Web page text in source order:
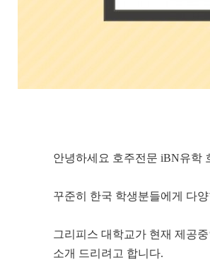
안녕하세요 호주전문 iBN유학
꾸준히 한국 학생분들에게 다
그리피스 대학교가 현재 제공
소개 드리려고 합니다.